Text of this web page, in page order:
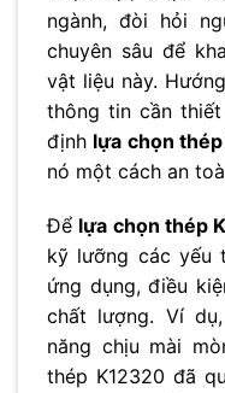
ngành, đòi hỏi
chuyên sâu để
vật liệu này.
thông tin cần
định lựa chọn
nó một cách an
Để lựa chọn thép
kỹ lưỡng các yếu
ứng dụng, điều
chất lượng. Ví
năng chịu mài
thép K12320 đã